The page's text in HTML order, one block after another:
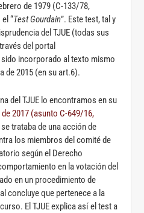
de 1979 (C-133/78,
“Test Gourdain”. Este test, tal y
del TJUE (todas sus
del portal
sido incorporado al texto mismo
de 2015 (en su art.6).
del TJUE lo encontramos en su
2017 (asunto C-649/16,
trataba de una acción de
los miembros del comité de
según el Derecho
en la votación del
en un procedimiento de
concluye que pertenece a la
El TJUE explica así el test a